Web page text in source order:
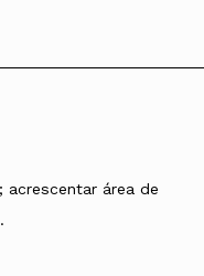
acrescentar área de